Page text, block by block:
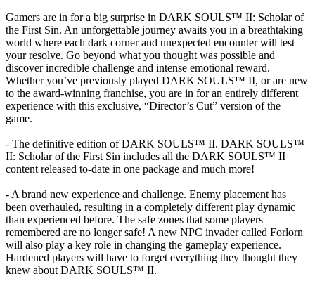
Gamers are in for a big surprise in DARK SOULS™ II: Scholar of
the First Sin. An unforgettable journey awaits you in a breathtaking
world where each dark corner and unexpected encounter will test
your resolve. Go beyond what you thought was possible and
discover incredible challenge and intense emotional reward.
Whether you’ve previously played DARK SOULS™ II, or are new
to the award-winning franchise, you are in for an entirely different
experience with this exclusive, “Director’s Cut” version of the
game.
- The definitive edition of DARK SOULS™ II. DARK SOULS™
II: Scholar of the First Sin includes all the DARK SOULS™ II
content released to-date in one package and much more!
- A brand new experience and challenge. Enemy placement has
been overhauled, resulting in a completely different play dynamic
than experienced before. The safe zones that some players
remembered are no longer safe! A new NPC invader called Forlorn
will also play a key role in changing the gameplay experience.
Hardened players will have to forget everything they thought they
knew about DARK SOULS™ II.